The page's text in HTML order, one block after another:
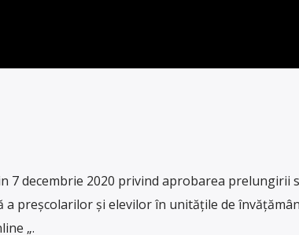
7 decembrie 2020 privind aprobarea prelungirii
a preşcolarilor şi elevilor în unităţile de
„.